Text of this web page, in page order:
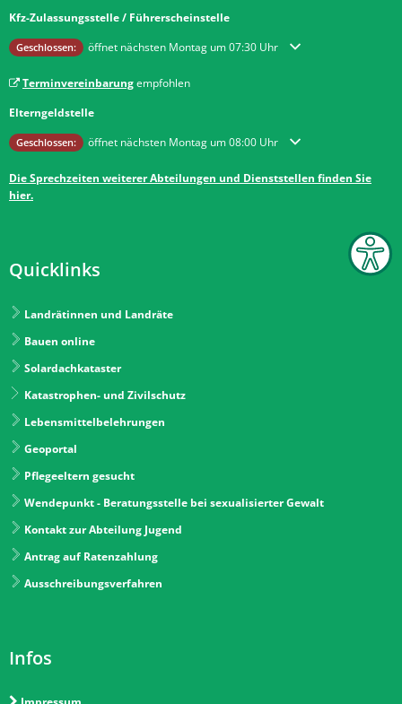
Kfz-Zulassungsstelle / Führerscheinstelle
Klicken, um weitere Öffnungs- oder Schließzeiten auszublenden
Geschlossen: öffnet nächsten Montag um 07:30 Uhr
Terminvereinbarungempfohlen
Elterngeldstelle
Klicken, um weitere Öffnungs- oder Schließzeiten auszublenden
Geschlossen: öffnet nächsten Montag um 08:00 Uhr
Die Sprechzeiten weiterer Abteilungen und Dienststellen finden Sie
hier.
Quicklinks
Landrätinnen und Landräte
Bauen online
Solardachkataster
Katastrophen- und Zivilschutz
Lebensmittelbelehrungen
Geoportal
Pflegeeltern gesucht
Wendepunkt - Beratungsstelle bei sexualisierter Gewalt
Kontakt zur Abteilung Jugend
Antrag auf Ratenzahlung
Ausschreibungsverfahren
Infos